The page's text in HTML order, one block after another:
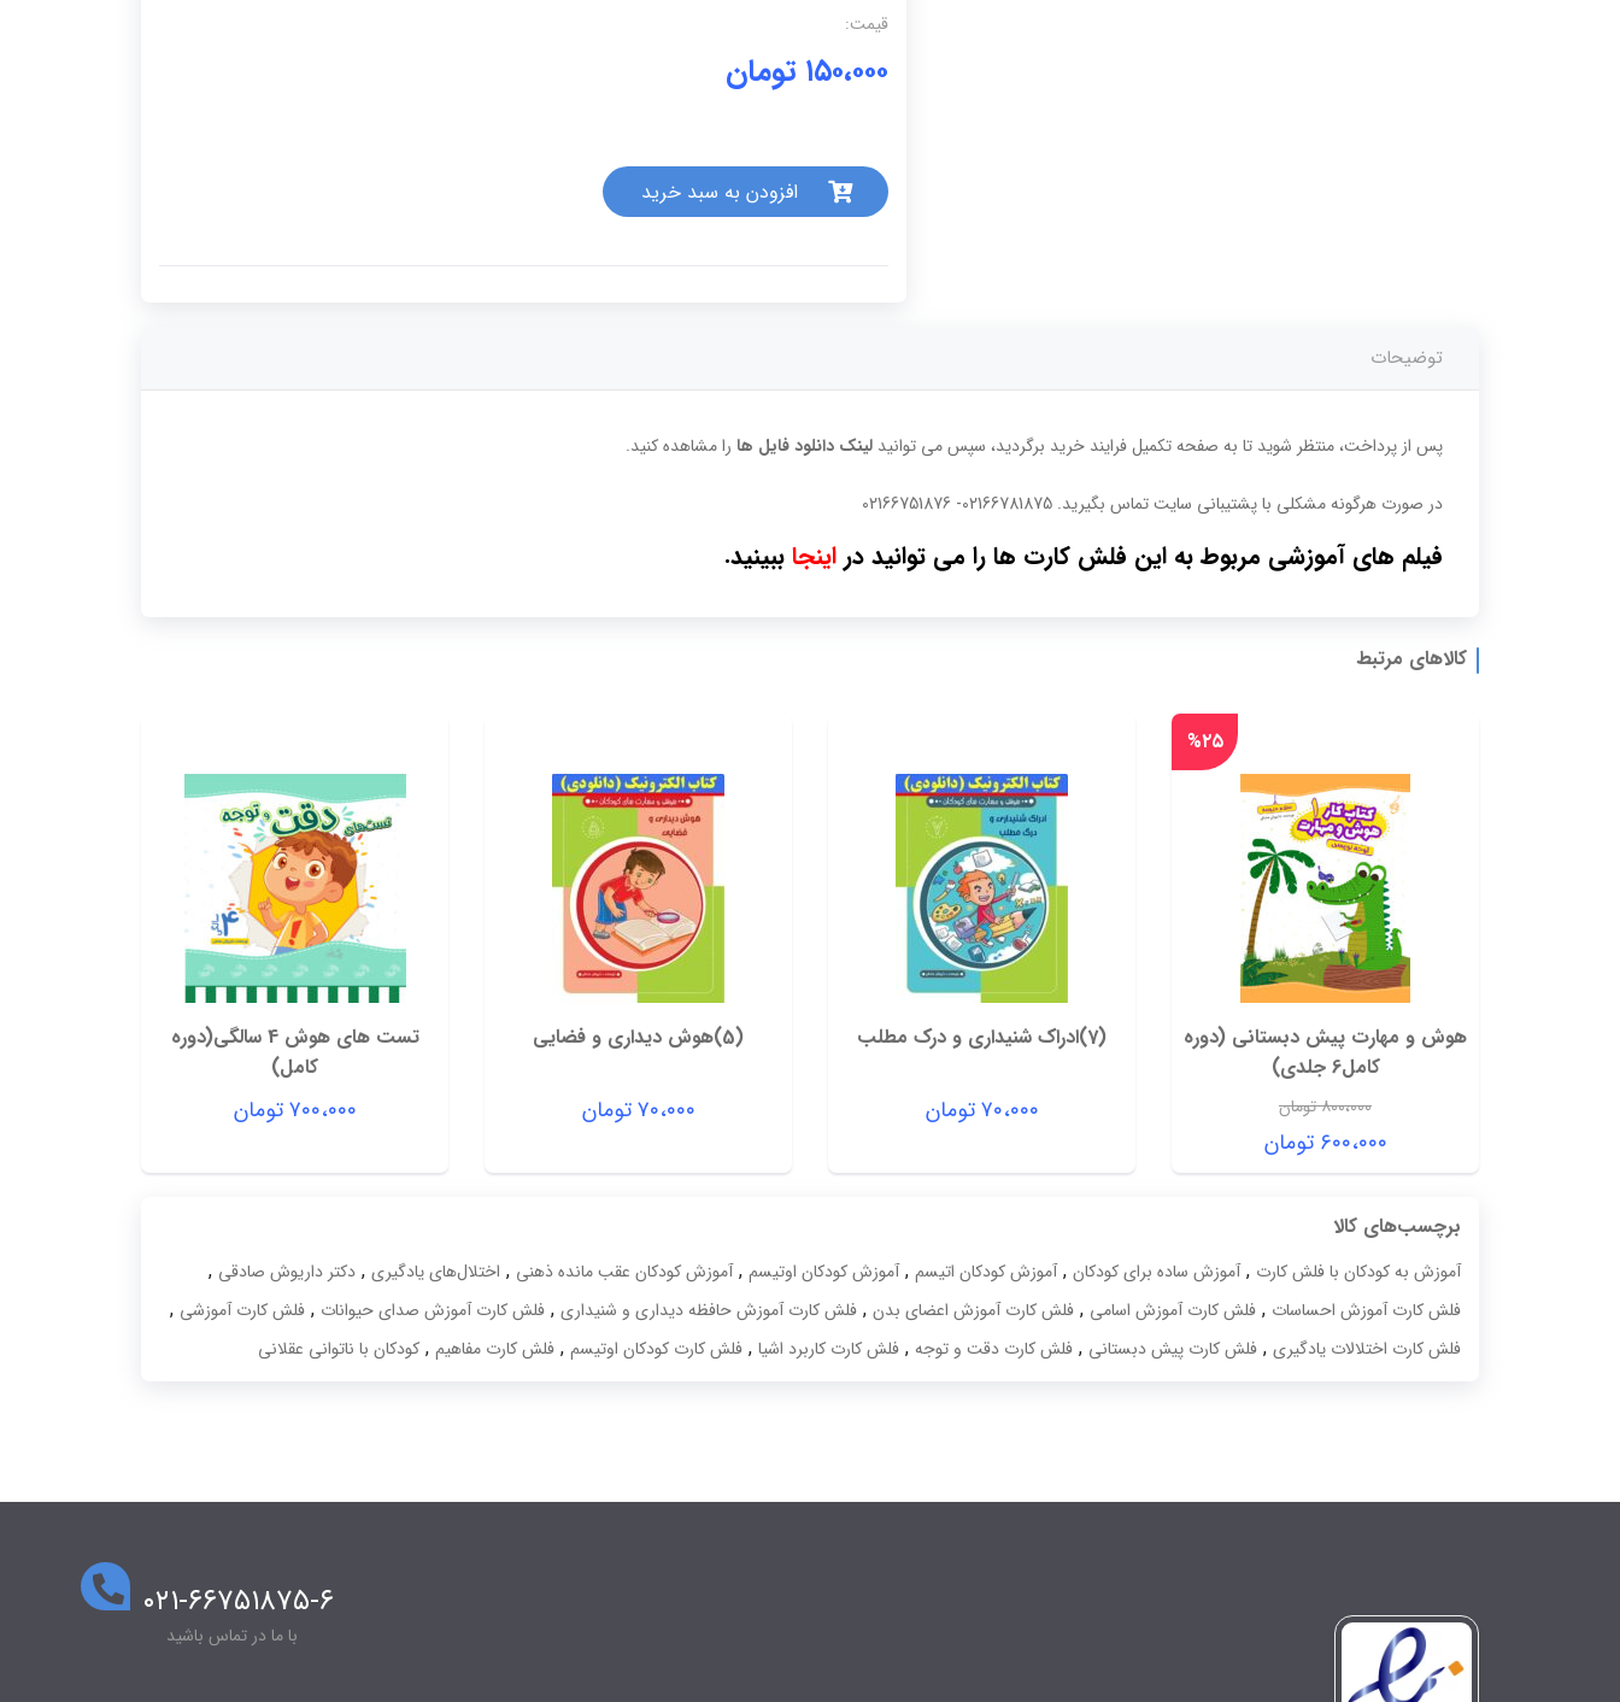
عدد
قیمت:
۱۵۰،۰۰۰ تومان
افزودن به سبد خرید
توضیحات
پس از پرداخت، منتظر شوید تا به صفحه تکمیل فرایند خرید برگردید، سپس می توانید لینک دانلود فایل ها را مشاهده کنید.
در صورت هرگونه مشکلی با پشتیبانی سایت تماس بگیرید. 02166781875- 02166751876
فیلم های آموزشی مربوط به این فلش کارت ها را می توانید در اینجاببینید.
کالاهای مرتبط
هوش و مهارت پیش دبستانی (دوره
کامل6 جلدی)
۸۰۰،۰۰۰تومان
قیمت
اصلی:
۶۰۰،۰۰۰ تومان
قیمت
%۲۵
(7)ادراک شنیداری و درک مطلب
۷۰،۰۰۰تومان
(5)هوش دیداری و فضایی
۷۰،۰۰۰تومان
تست های هوش 4 سالگی(دوره
کامل)
۷۰۰،۰۰۰تومان
برچسب‌های کالا
آموزش به کودکان با فلش کارت ,آموزش ساده برای کودکان ,آموزش کودکان اتیسم ,آموزش کودکان اوتیسم ,آموزش کودکان عقب مانده ذهنی , اختلال‌های یادگیری , دکتر داریوش صادقی ,
فلش کارت آموزش احساسات , فلش کارت آموزش اسامی , فلش کارت آموزش اعضای بدن , فلش کارت آموزش حافظه دیداری و شنیداری , فلش کارت آموزش صدای حیوانات , فلش کارت آموزشی ,
فلش کارت اختلالات یادگیری , فلش کارت پیش دبستانی , فلش کارت دقت و توجه , فلش کارت کاربرد اشیا , فلش کارت کودکان اوتیسم , فلش کارت مفاهیم , کودکان با ناتوانی عقلانی
۰۲۱-۶۶۷۵۱۸۷۵-۶
با ما در تماس باشید